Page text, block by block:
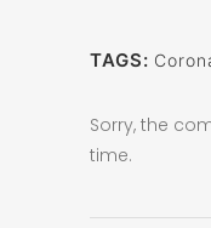
TAGS:
Sorry, the
time.